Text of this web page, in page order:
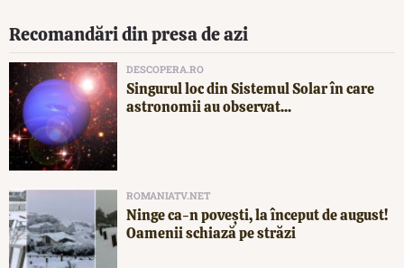
Recomandări din presa de azi
DESCOPERA.RO
Singurul loc din Sistemul Solar în care
astronomii au observat...
ROMANIATV.NET
Ninge ca-n povești, la început de august!
Oamenii schiază pe străzi